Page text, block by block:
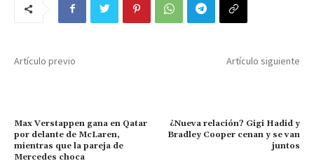
Artículo previo
Max Verstappen gana en Qatar
por delante de McLaren,
mientras que la pareja de
Mercedes choca
Artículo siguiente
¿Nueva relación? Gigi Hadid y
Bradley Cooper cenan y se van
juntos